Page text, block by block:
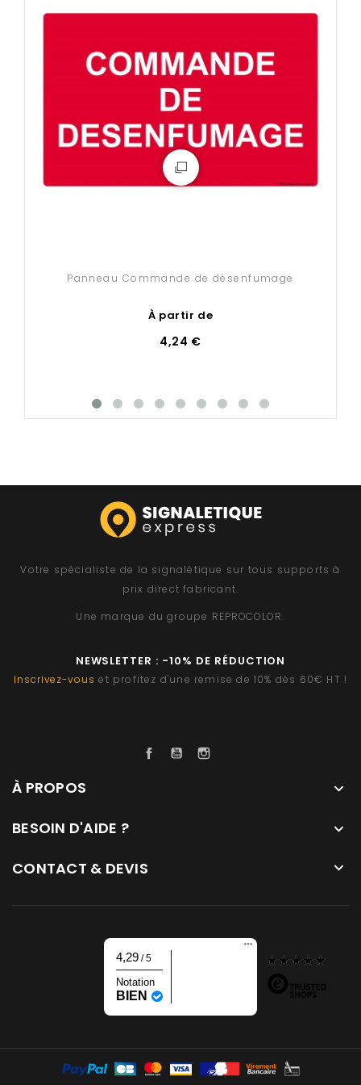
Panneau Commande de désenfumage
À partir de
4,24 €
Votre spécialiste de la signalétique sur tous supports à
prix direct fabricant.
Une marque du groupe REPROCOLOR.
NEWSLETTER : -10% DE RÉDUCTION
Inscrivez-vous et profitez d'une remise de 10% dès 60€ HT !
FacebookYouTube
À PROPOS 
BESOIN D'AIDE ? 
CONTACT & DEVIS 
4,29 / 5
Notation
BIEN